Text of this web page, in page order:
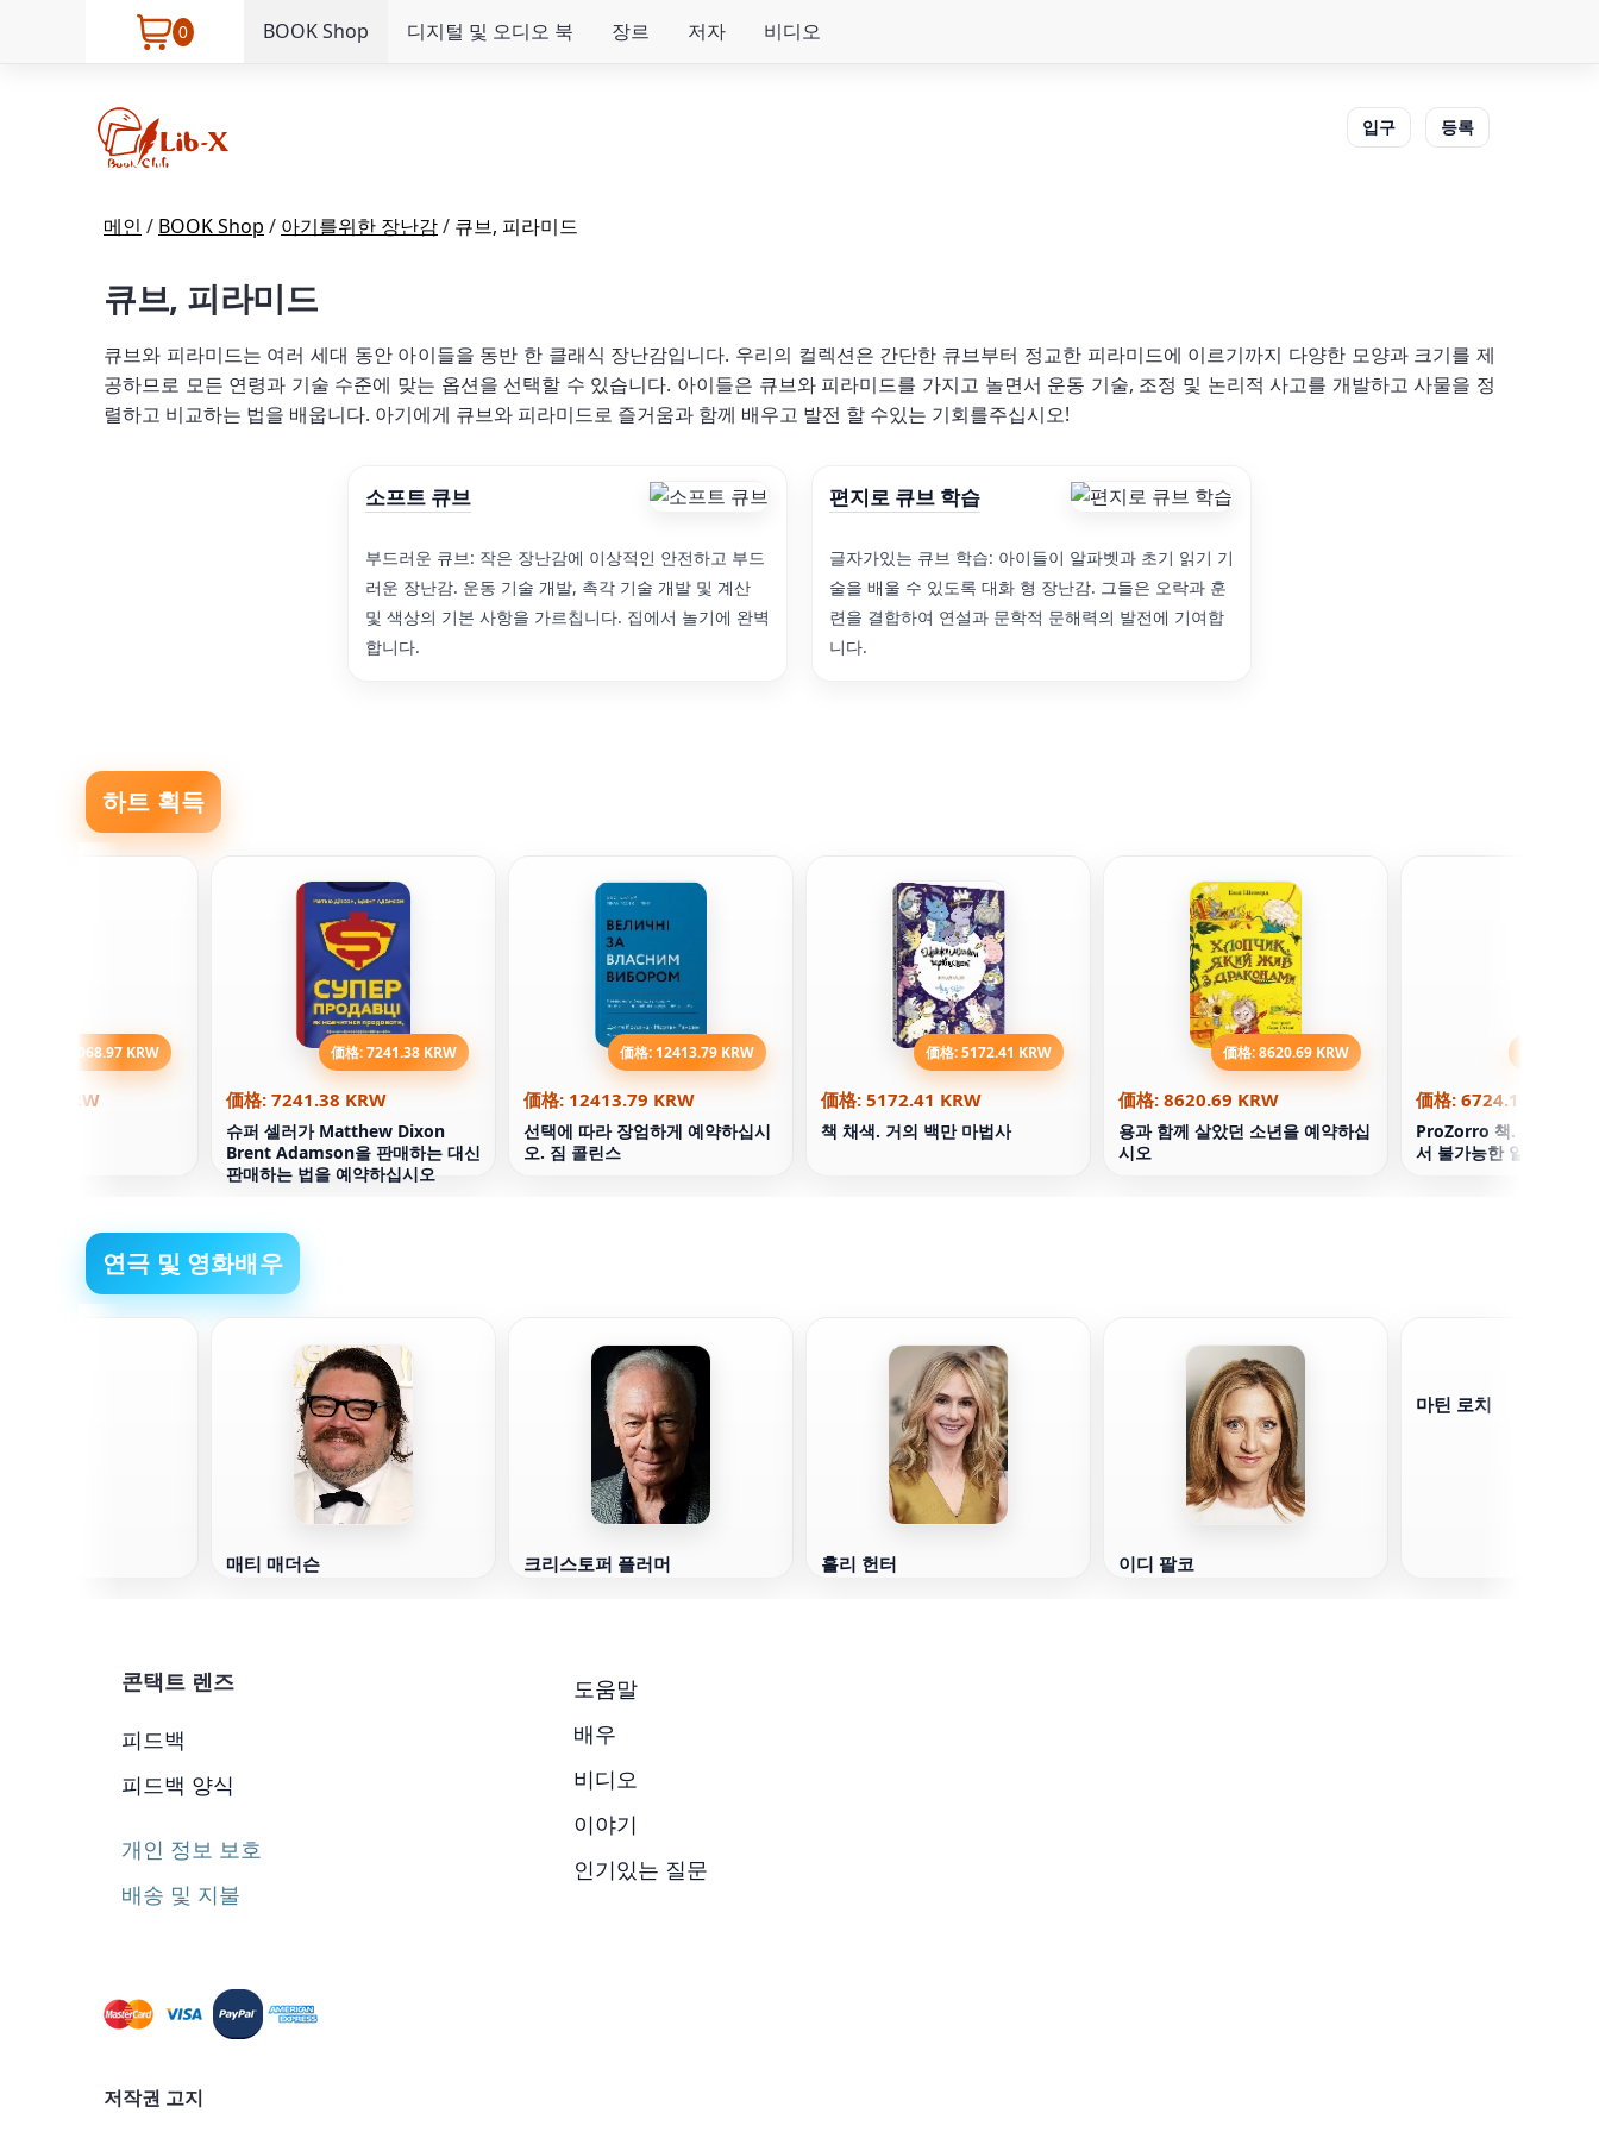
0 BOOK Shop 디지털 및 오디오 북 장르 저자 비디오
입구 등록
메인 / BOOK Shop / 아기를위한 장난감/ 큐브, 피라미드
큐브, 피라미드
큐브와 피라미드는 여러 세대 동안 아이들을 동반 한 클래식 장난감입니다. 우리의 컬렉션은 간단한 큐브부터 정교한 피라미드에 이르기까지 다양한 모양과 크기를 제
공하므로 모든 연령과 기술 수준에 맞는 옵션을 선택할 수 있습니다. 아이들은 큐브와 피라미드를 가지고 놀면서 운동 기술, 조정 및 논리적 사고를 개발하고 사물을 정
렬하고 비교하는 법을 배웁니다. 아기에게 큐브와 피라미드로 즐거움과 함께 배우고 발전 할 수있는 기회를주십시오!
소프트 큐브
부드러운 큐브: 작은 장난감에 이상적인 안전하고 부드
러운 장난감. 운동 기술 개발, 촉각 기술 개발 및 계산
및 색상의 기본 사항을 가르칩니다. 집에서 놀기에 완벽
합니다.
편지로 큐브 학습
글자가있는 큐브 학습: 아이들이 알파벳과 초기 읽기 기
술을 배울 수 있도록 대화 형 장난감. 그들은 오락과 훈
련을 결합하여 연설과 문학적 문해력의 발전에 기여합
니다.
하트 획득
価格: 12068.97 KRW
KRW
価格: 7241.38 KRW
価格: 7241.38 KRW
슈퍼 셀러가 Matthew Dixon
Brent Adamson을 판매하는 대신
판매하는 법을 예약하십시오
価格: 12413.79 KRW
価格: 12413.79 KRW
선택에 따라 장엄하게 예약하십시
오. 짐 콜린스
価格: 5172.41 KRW
価格: 5172.41 KRW
책 채색. 거의 백만 마법사
価格: 8620.69 KRW
価格: 8620.69 KRW
용과 함께 살았던 소년을 예약하십
시오
価格: 6724.14 KRW
ProZorro 책. 우크라이
서 불가능한 일을하십시
연극 및 영화배우
매티 매더슨 크리스토퍼 플러머 홀리 헌터 이디 팔코
마틴 로치
콘택트 렌즈
피드백
피드백 양식
개인 정보 보호
배송 및 지불
도움말
배우
비디오
이야기
인기있는 질문
저작권 고지